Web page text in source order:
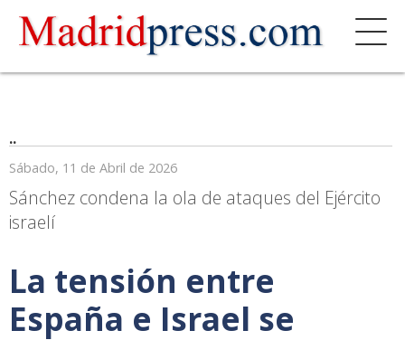
..
Sábado, 11 de Abril de 2026
Sánchez condena la ola de ataques del Ejército
israelí
La tensión entre
España e Israel se